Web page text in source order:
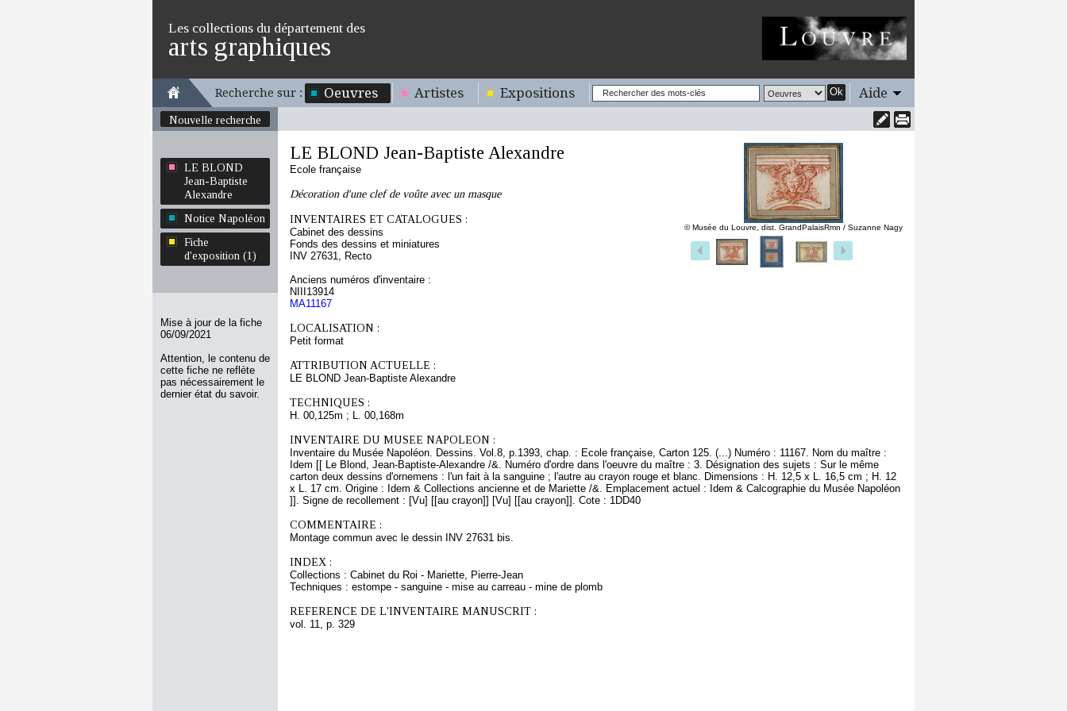
Les collections du département des
arts graphiques
Recherche sur : Oeuvres Artistes Expositions Ok Aide
Nouvelle recherche
LE BLOND
Jean-Baptiste
Alexandre
Notice Napoléon
Fiche
d'exposition (1)
Mise à jour de la fiche
06/09/2021
Attention, le contenu de
cette fiche ne reflète
pas nécessairement le
dernier état du savoir.
© Musée du Louvre, dist. GrandPalaisRmn / Suzanne Nagy
LE BLOND Jean-Baptiste Alexandre
Ecole française
Décoration d'une clef de voûte avec un masque
INVENTAIRES ET CATALOGUES :
Cabinet des dessins
Fonds des dessins et miniatures
INV 27631, Recto
Anciens numéros d'inventaire :
NIII13914
MA11167
LOCALISATION :
Petit format
ATTRIBUTION ACTUELLE :
LE BLOND Jean-Baptiste Alexandre
TECHNIQUES :
H. 00,125m ; L. 00,168m
INVENTAIRE DU MUSEE NAPOLEON :
Inventaire du Musée Napoléon. Dessins. Vol.8, p.1393, chap. : Ecole française, Carton 125. (...) Numéro : 11167. Nom du maître :
Idem [[ Le Blond, Jean-Baptiste-Alexandre /&. Numéro d'ordre dans l'oeuvre du maître : 3. Désignation des sujets : Sur le même
carton deux dessins d'ornemens : l'un fait à la sanguine ; l'autre au crayon rouge et blanc. Dimensions : H. 12,5 x L. 16,5 cm ; H. 12
x L. 17 cm. Origine : Idem & Collections ancienne et de Mariette /&. Emplacement actuel : Idem & Calcographie du Musée Napoléon
]]. Signe de recollement : [Vu] [[au crayon]] [Vu] [[au crayon]]. Cote : 1DD40
COMMENTAIRE :
Montage commun avec le dessin INV 27631 bis.
INDEX :
Collections : Cabinet du Roi - Mariette, Pierre-Jean
Techniques : estompe - sanguine - mise au carreau - mine de plomb
REFERENCE DE L'INVENTAIRE MANUSCRIT :
vol. 11, p. 329